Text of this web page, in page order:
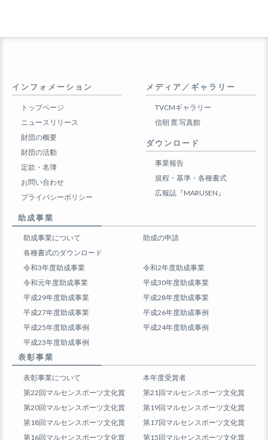
インフォメーション
トップページ
ニュースリリース
財団の概要
財団の活動
定款・名簿
お問い合わせ
プライバシーポリシー
メディア／ギャラリー
TVCMギャラリー
信朝 寛 写真館
ダウンロード
事業報告
規程・基準・各種書式
広報誌『MARUSEN』
助成事業
助成事業について
助成の申請
各種書式のダウンロード
令和3年度助成事業
令和2年度助成事業
令和元年度助成事業
平成30年度助成事業
平成29年度助成事業
平成28年度助成事業
平成27年度助成事業
平成26年度助成事例
平成25年度助成事例
平成24年度助成事例
平成23年度助成事例
表彰事業
表彰事業について
本年度受賞者
第22回マルセンスポーツ文化賞
第21回マルセンスポーツ文化賞
第20回マルセンスポーツ文化賞
第19回マルセンスポーツ文化賞
第18回マルセンスポーツ文化賞
第17回マルセンスポーツ文化賞
第16回マルセンスポーツ文化賞
第15回マルセンスポーツ文化賞